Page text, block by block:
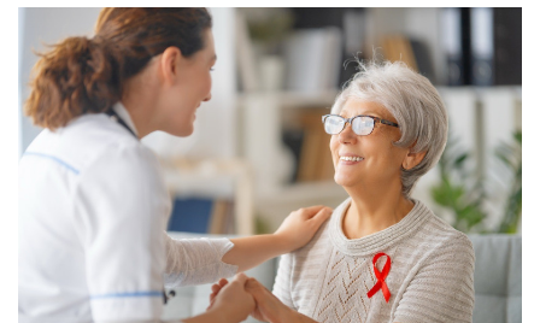
參加，社會局副局長林淑娥、肯愛協會、勵馨基金會、富里
有人、台灣關愛基金會四大公益團體代表出席，將陪伴的力
量化為社會持續的支持。活動現場更首度公布《台灣親子互
動指數大調查》結果，八成家長自認專注陪伴，但僅四成孩
子認同、逾五成孩子無感，親子感受落差大。調查顯示：家
長陪伴意願高 六成家長為了孩子曾調整工作《孩子，請多
指教｜企業聯合公益野餐活動》為看見台灣親子陪伴的真實
樣貌，發起《…